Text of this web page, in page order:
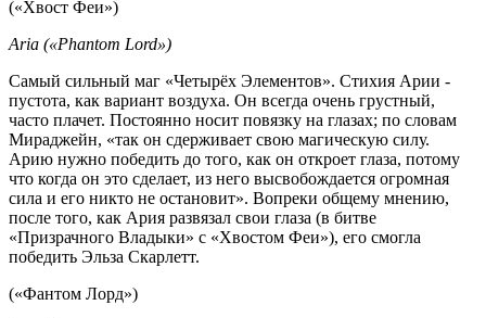
(«Хвост Феи»)
Aria («Phantom Lord»)
Самый сильный маг «Четырёх Элементов». Стихия Арии -
пустота, как вариант воздуха. Он всегда очень грустный,
часто плачет. Постоянно носит повязку на глазах; по словам
Мираджейн, «так он сдерживает свою магическую силу.
Арию нужно победить до того, как он откроет глаза, потому
что когда он это сделает, из него высвобождается огромная
сила и его никто не остановит». Вопреки общему мнению,
после того, как Ария развязал свои глаза (в битве
«Призрачного Владыки» с «Хвостом Феи»), его смогла
победить Эльза Скарлетт.
(«Фантом Лорд»)